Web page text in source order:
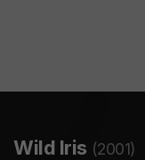
Wild Iris (2001)